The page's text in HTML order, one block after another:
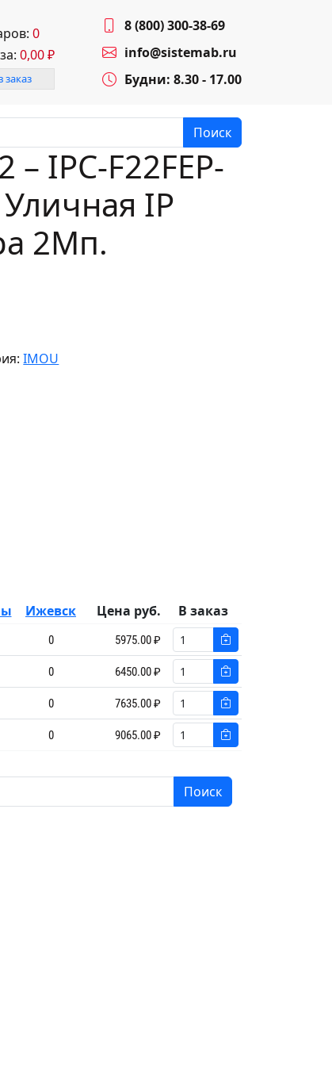
0
0,00₽
заказ
8 (800) 300-38-69
info@sistemab.ru
Будни: 8.30 - 17.00
Поиск
IPC-F22FEP-
IP
2Мп.
IMOU
Ижевск Цена руб. В заказ
0 5975.00 ₽
0 6450.00 ₽
0 7635.00 ₽
0 9065.00 ₽
Поиск